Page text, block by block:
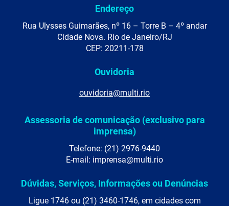
Endereço
Rua Ulysses Guimarães, nº 16 – Torre B – 4º andar
Cidade Nova. Rio de Janeiro/RJ
CEP: 20211-178
Ouvidoria
ouvidoria@multi.rio
Assessoria de comunicação (exclusivo para
imprensa)
Telefone: (21) 2976-9440
E-mail: imprensa@multi.rio
Dúvidas, Serviços, Informações ou Denúncias
Ligue 1746 ou (21) 3460-1746, em cidades com